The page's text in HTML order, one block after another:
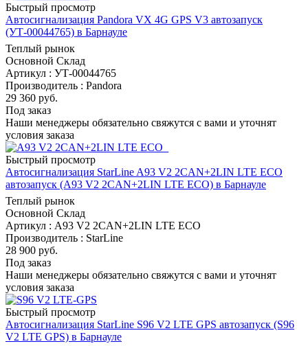
Быстрый просмотр
Автосигнализация Pandora VX 4G GPS V3 автозапуск
(УТ-00044765) в Барнауле
Теплый рынок
Основной Склад
Артикул : УТ-00044765
Производитель : Pandora
29 360 руб.
Под заказ
Наши менеджеры обязательно свяжутся с вами и уточнят
условия заказа
Быстрый просмотр
Автосигнализация StarLine A93 V2 2CAN+2LIN LTE ECO
автозапуск (A93 V2 2CAN+2LIN LTE ECO) в Барнауле
Теплый рынок
Основной Склад
Артикул : A93 V2 2CAN+2LIN LTE ECO
Производитель : StarLine
28 900 руб.
Под заказ
Наши менеджеры обязательно свяжутся с вами и уточнят
условия заказа
Быстрый просмотр
Автосигнализация StarLine S96 V2 LTE GPS автозапуск (S96
V2 LTE GPS) в Барнауле